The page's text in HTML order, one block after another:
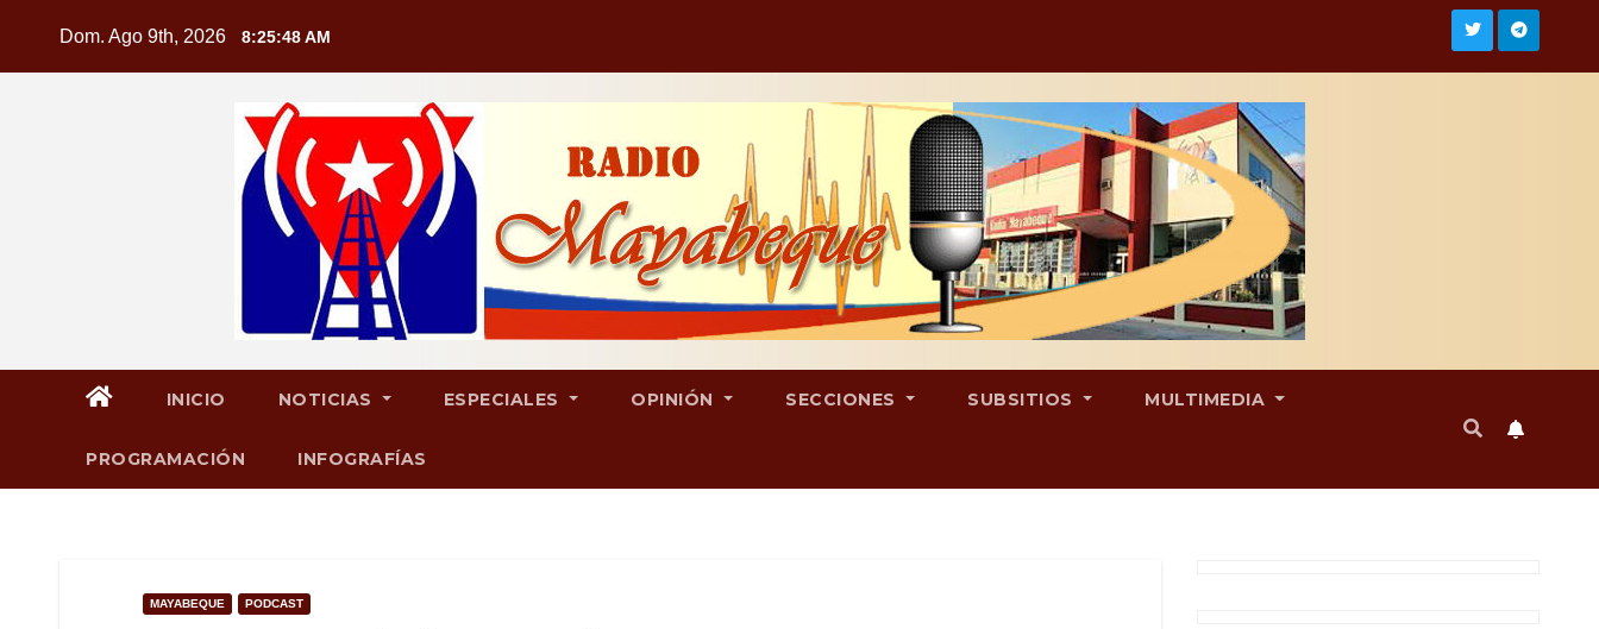
Dom. Ago 9th, 2026 8:25:50 AM
INICIO NOTICIAS ESPECIALES OPINIÓN SECCIONES SUBSITIOS MULTIMEDIA
PROGRAMACIÓN INFOGRAFÍAS
MAYABEQUE PODCAST